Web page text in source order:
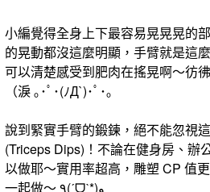
小編覺得全身上下最容易晃晃晃的
的晃動都沒這麼明顯，手臂就是這
可以清楚感受到肥肉在搖晃啊～彷
（淚 ｡･ﾟ･(ﾉД`)･ﾟ･｡
說到緊實手臂的鍛鍊，絕不能忽視
(Triceps Dips)！不論在健身房、辦
以做耶～實用率超高，雕塑 CP 值
一起做～ ٩(ˊᗜˋ*)و